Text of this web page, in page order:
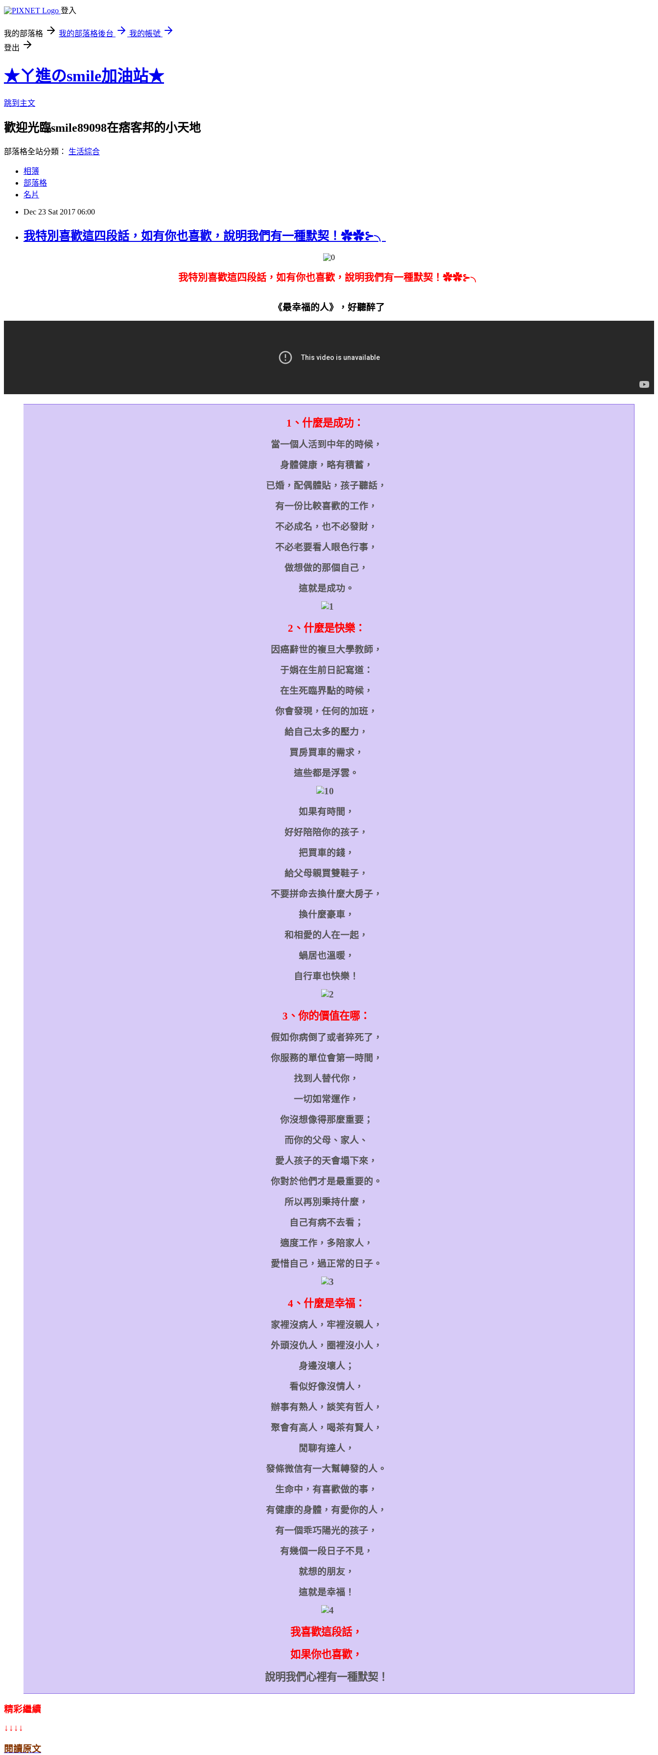
登入
我的部落格 我的部落格後台
我的帳號
登出
★ㄚ進のsmile加油站★
跳到主文
歡迎光臨smile89098在痞客邦的小天地
部落格全站分類： 生活綜合
相簿
部落格
名片
Dec 23 Sat 2017 06:00
我特別喜歡這四段話，如有你也喜歡，說明我們有一種默契！✿✿⊱╮
我特別喜歡這四段話，如有你也喜歡，說明我們有一種默契！✿✿⊱╮
《最幸福的人》，好聽醉了
1 、什麼是成功：
當一個人活到中年的時候，
身體健康，略有積蓄，
已婚，配偶體貼，孩子聽話，
有一份比較喜歡的工作，
不必成名，也不必發財，
不必老要看人眼色行事，
做想做的那個自己，
這就是成功。
2 、什麼是快樂：
因癌辭世的複旦大學教師，
于娟在生前日記寫道：
在生死臨界點的時候，
你會發現，任何的加班，
給自己太多的壓力，
買房買車的需求，
這些都是浮雲。
如果有時間，
好好陪陪你的孩子，
把買車的錢，
給父母親買雙鞋子，
不要拼命去換什麼大房子，
換什麼豪車，
和相愛的人在一起，
蝸居也溫暖，
自行車也快樂！
3 、你的價值在哪：
假如你病倒了或者猝死了，
你服務的單位會第一時間，
找到人替代你，
一切如常運作，
你沒想像得那麼重要；
而你的父母、家人、
愛人孩子的天會塌下來，
你對於他們才是最重要的。
所以再別秉持什麼，
自己有病不去看；
適度工作，多陪家人，
愛惜自己，過正常的日子。
4、什麼是幸福：
家裡沒病人，牢裡沒親人，
外頭沒仇人，圈裡沒小人，
身邊沒壞人；
看似好像沒情人，
辦事有熟人，談笑有哲人，
聚會有高人，喝茶有賢人，
閒聊有達人，
發條微信有一大幫轉發的人。
生命中，有喜歡做的事，
有健康的身體，有愛你的人，
有一個乖巧陽光的孩子，
有幾個一段日子不見，
就想的朋友，
這就是幸福！
我喜歡這段話，
如果你也喜歡，
說明我們心裡有一種默契！
精彩繼續
↓↓↓↓
閱讀原文